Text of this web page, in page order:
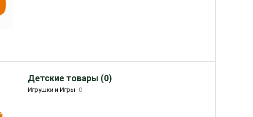
Детские товары (0)
Игрушки и Игры 0